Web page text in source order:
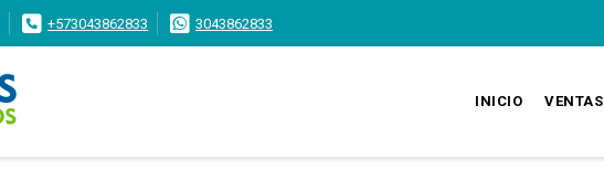
+573043862833 3043862833
INICIO VENTAS